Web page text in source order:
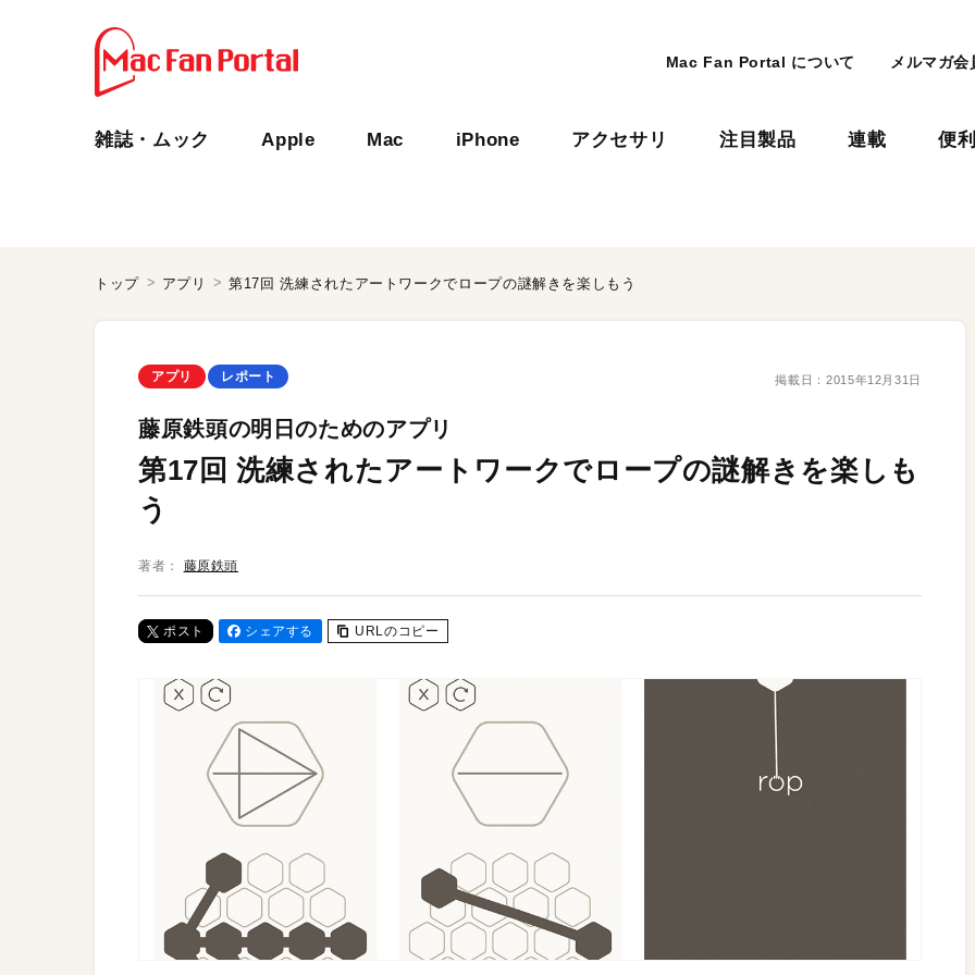
Mac Fan Portal について メルマガ会
雑誌・ムック Apple Mac iPhone アクセサリ 注目製品 連載 便
トップ アプリ 第17回 洗練されたアートワークでロープの謎解きを楽しもう
アプリ レポート 掲載日： 2015年12月31日
藤原鉄頭の明日のためのアプリ
第17回 洗練されたアートワークでロープの謎解きを楽しも
う
著者： 藤原鉄頭
ポスト シェアする URLのコピー